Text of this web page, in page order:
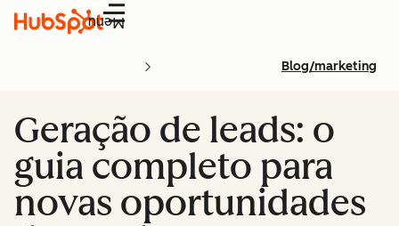
Menu
Blog/marketing
Geração de leads: o
guia completo para
novas oportunidades